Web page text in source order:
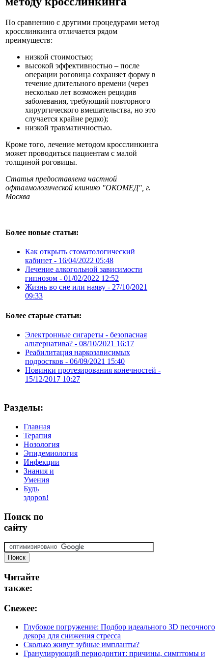
По сравнению с другими процедурами метод
кросслинкинга отличается рядом
преимуществ:
низкой стоимостью;
высокой эффективностью – после
операции роговица сохраняет форму в
течение длительного времени (через
несколько лет возможен рецидив
заболевания, требующий повторного
хирургического вмешательства, но это
случается крайне редко);
низкой травматичностью.
Кроме того, лечение методом кросслинкинга
может проводиться пациентам с малой
толщиной роговицы.
Статья предоставлена частной
офталмологической клинико "ОКОМЕД", г.
Москва
Более новые статьи:
Как открыть стоматологический
кабинет - 16/04/2022 05:48
Лечение алкогольной зависимости
гипнозом - 01/02/2022 12:52
Жизнь во сне или наяву - 27/10/2021
09:33
Более старые статьи:
Электронные сигареты - безопасная
альтернатива? - 08/10/2021 16:17
Реабилитация наркозависимых
подростков - 06/09/2021 15:40
Новинки протезирования конечностей -
15/12/2017 10:27
Разделы:
Главная
Терапия
Нозология
Эпидемиология
Инфекции
Знания и
Умения
Будь
здоров!
Поиск по
сайту
Читайте
также:
Свежее:
Глубокое погружение: Подбор идеального 3D песочного
декора для снижения стресса
Сколько живут зубные импланты?
Гранулирующий периодонтит: причины, симптомы и